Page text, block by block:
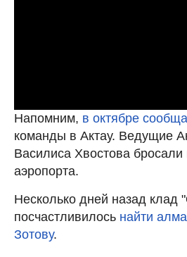
Напомним, в октябре
команды в Актау. Ведущие
Василиса Хвостова бросали
аэропорта.
Несколько дней назад клад
посчастливилось найти
Зотову.